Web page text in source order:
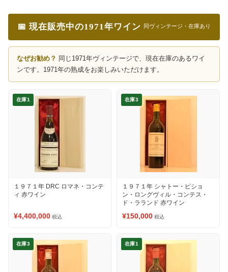
📅 現在販売中の1971年ワイン 同ヴィンテージ・在庫あり
なぜお勧め？ 同じ1971年ヴィンテージで、現在在庫のあるワイ
ンです。1971年の熟成をお楽しみいただけます。
在庫1
１９７１年 DRC ロマネ・コンテ
ィ 赤ワイン
¥4,400,000 税込
在庫3
１９７１年 シャトー・ピショ
ン・ロングヴィル・コンテス・
ド・ラランド 赤ワイン
¥150,000 税込
在庫3 在庫1